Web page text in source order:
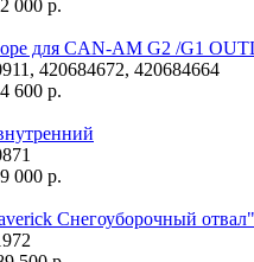
000 р.
для CAN-AM G2 /G1
420684672, 420684664
600 р.
000 р.
Снегоуборочный отвал"